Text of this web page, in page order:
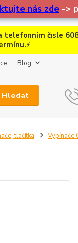
nás zde->
čísle
⚡
Blog
Hledat
tlačítka Vypínače